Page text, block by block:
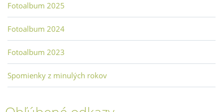
Fotoalbum 2025
Fotoalbum 2024
Fotoalbum 2023
Spomienky z minulých rokov